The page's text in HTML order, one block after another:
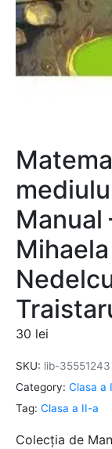
Manual
30 lei
SKU: lib-35551243
Category: Clasa a
Tag: Clasa a II-a
Colecția de